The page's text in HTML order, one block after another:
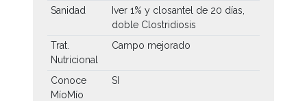
Sanidad
Iver 1% y closantel de 20 días,
doble Clostridiosis
Trat.
Nutricional
Campo mejorado
Conoce
MíoMío
SI